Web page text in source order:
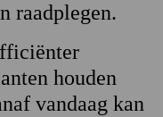
raadplegen.
houden
vandaag kan